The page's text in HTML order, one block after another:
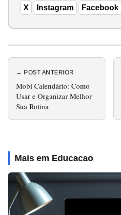
X Instagram Facebook
← POST ANTERIOR
Mobi Calendário: Como
Usar e Organizar Melhor
Sua Rotina
Mais em Educacao